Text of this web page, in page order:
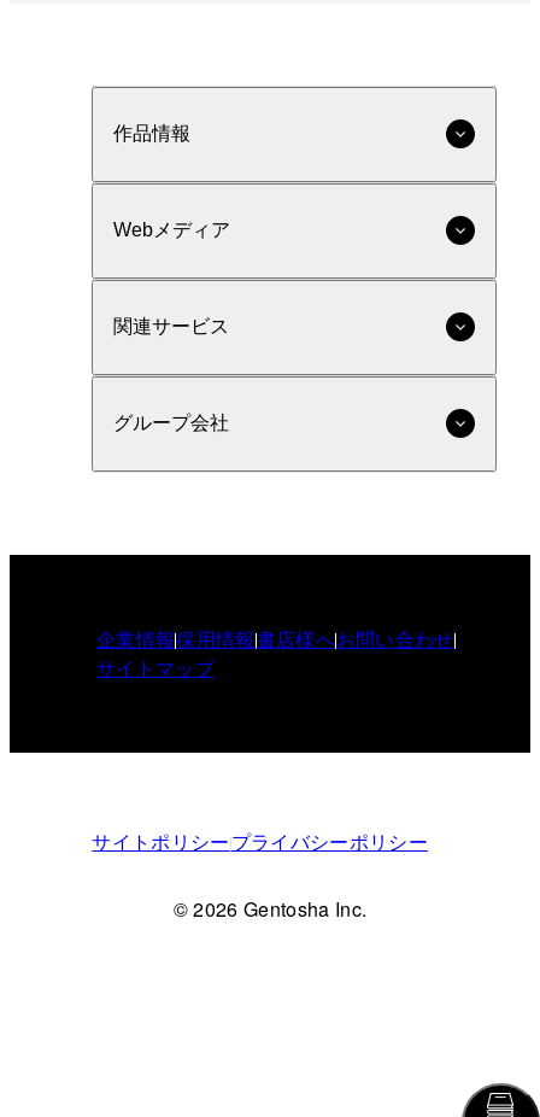
作品情報
Webメディア
関連サービス
グループ会社
企業情報採用情報書店様へお問い合わせ
サイトマップ
サイトポリシープライバシーポリシー
© 2026 Gentosha Inc.